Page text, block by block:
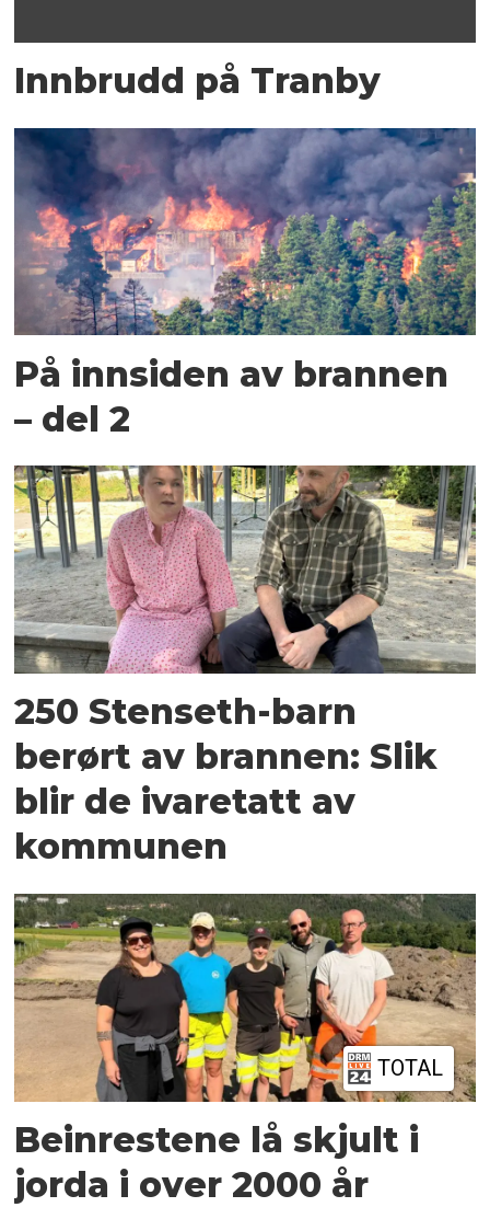
Innbrudd på Tranby
På innsiden av brannen
– del 2
250 Stenseth-barn
berørt av brannen: Slik
blir de ivaretatt av
kommunen
TOTAL
Beinrestene lå skjult i
jorda i over 2000 år